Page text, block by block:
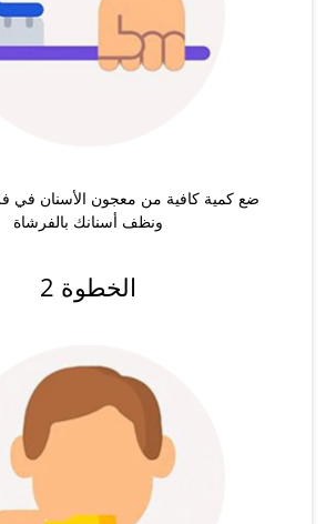
ضع كمية كافية من معجون الأسنان في
ونظف أسنانك بالفرشاة
الخطوة 2